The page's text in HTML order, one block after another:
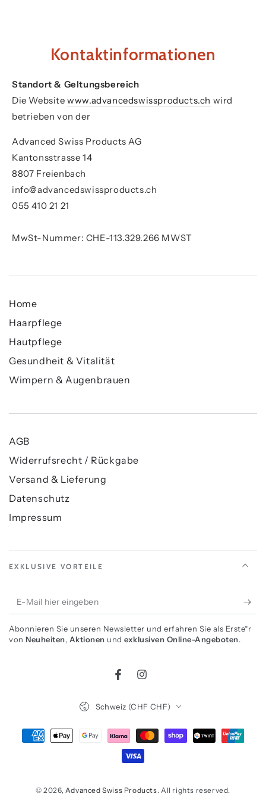
Kontaktinformationen
Standort & Geltungsbereich
Die Websitewww.advancedswissproducts.ch wird
betrieben von der
Advanced Swiss Products AG
Kantonsstrasse 14
8807 Freienbach
info@advancedswissproducts.ch
055 410 21 21
MwSt-Nummer: CHE-113.329.266 MWST
Home
Haarpflege
Hautpflege
Gesundheit & Vitalität
Wimpern & Augenbrauen
AGB
Widerrufsrecht / Rückgabe
Versand & Lieferung
Datenschutz
Impressum
EXKLUSIVE VORTEILE
E-
Mail
hier
Abonnieren Sie unseren Newsletter und erfahren Sie als Erste*r
von Neuheiten, Aktionen und exklusiven Online-Angeboten.
FacebookInstagram
© 2026, Advanced Swiss Products. All rights reserved.
Schweiz (CHF CHF)
Zahlungsmöglichkeiten